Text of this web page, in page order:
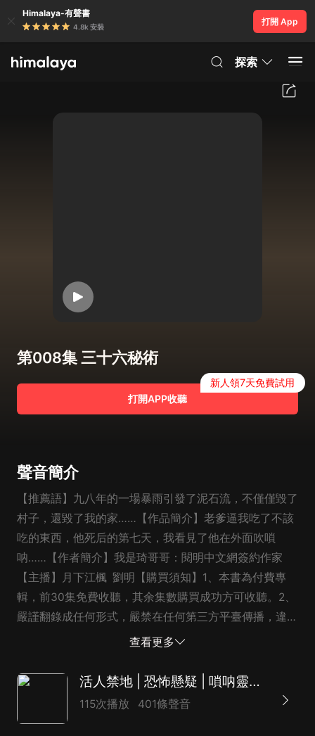
Himalaya-有聲書
4.8k 安裝
打開 App
探索
第008集 三十六秘術
打開APP收聽
新人領7天免費試用
聲音簡介
【推薦語】九八年的一場暴雨引發了泥石流，不僅僅毀了
村子，還毀了我的家……【作品簡介】老爹逼我吃了不該
吃的東西，他死后的第七天，我看見了他在外面吹嗩
呐……【作者簡介】我是琦哥哥：閱明中文網簽約作家
【主播】月下江楓 劉明【購買須知】1、本書為付費專
輯，前30集免費收聽，其余集數購買成功方可收聽。2、
嚴謹翻錄成任何形式，嚴禁在任何第三方平臺傳播，違者
將追究法律責任。3、如在充值/購買環節遇到問題，可以
查看更多
活人禁地 | 恐怖懸疑 | 嗩呐靈異 | 多人巨制
115次播放 401條聲音